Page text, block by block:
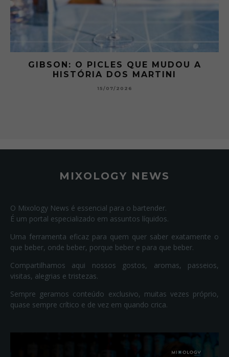
GIBSON: O PICLES QUE MUDOU A
HISTÓRIA DOS MARTINI
15/07/2026
MIXOLOGY NEWS
O Mixology News é essencial para o bartender.
É um portal especializado em assuntos líquidos.
Uma ferramenta eficaz para quem quer saber exatamente o
que beber, onde beber, porque beber e para que beber.
Compartilhamos aqui nossos gostos, aromas, passeios,
visitas, alegrias e tristezas.
Sempre geramos conteúdo exclusivo, muitas vezes próprio,
quase sempre crítico e de vez em quando crica.